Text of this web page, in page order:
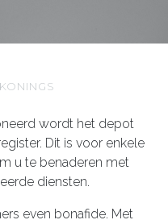
wordt het depot
Dit is voor enkele
u te benaderen met
diensten.
even bonafide. Met